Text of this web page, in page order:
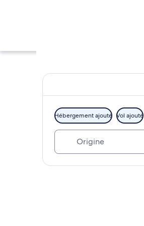
Hébergement ajouté Vol ajouté